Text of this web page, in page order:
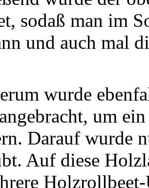
sodaß man im
und auch mal
wurde
um
Darauf wurde
Auf diese